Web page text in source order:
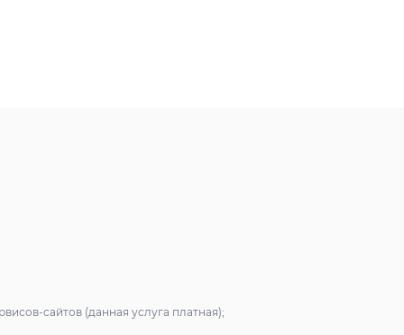
сайтов (данная услуга платная);